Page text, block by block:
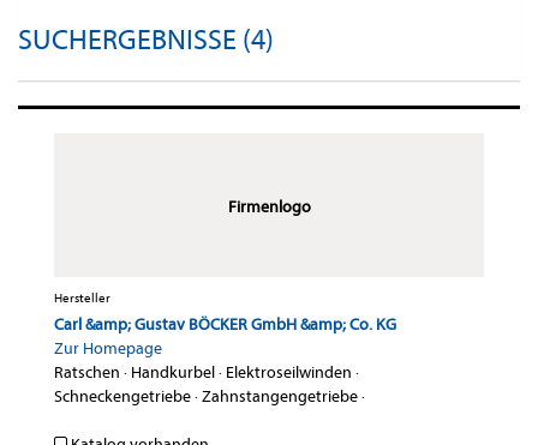
SUCHERGEBNISSE (4)
Firmenlogo
Hersteller
Carl &amp; Gustav BÖCKER GmbH &amp; Co. KG
Zur Homepage
Ratschen · Handkurbel· Elektroseilwinden ·
Schneckengetriebe·Zahnstangengetriebe·